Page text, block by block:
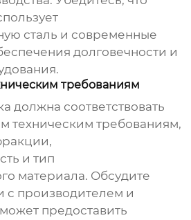
сталь и современные
долговечности и
требованиям
должна соответствовать
техническим требованиям,
и тип
материала. Обсудите
с производителем и
предоставить